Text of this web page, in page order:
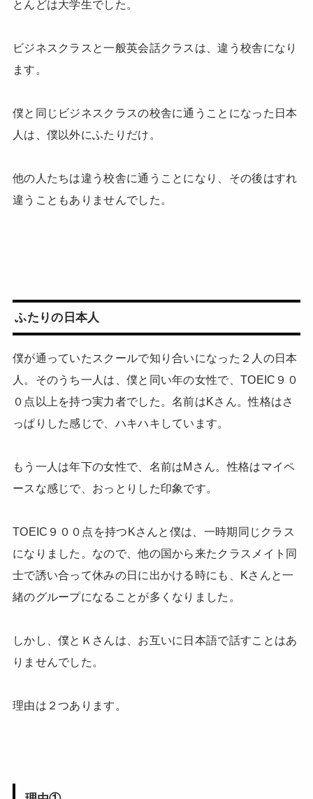
とんどは大学生でした。
ビジネスクラスと一般英会話クラスは、違う校舎になり
ます。
僕と同じビジネスクラスの校舎に通うことになった日本
人は、僕以外にふたりだけ。
他の人たちは違う校舎に通うことになり、その後はすれ
違うこともありませんでした。
ふたりの日本人
僕が通っていたスクールで知り合いになった２人の日本
人。そのうち一人は、僕と同い年の女性で、TOEIC９０
０点以上を持つ実力者でした。名前はKさん。性格はさ
っぱりした感じで、ハキハキしています。
もう一人は年下の女性で、名前はMさん。性格はマイペ
ースな感じで、おっとりした印象です。
TOEIC９００点を持つKさんと僕は、一時期同じクラス
になりました。なので、他の国から来たクラスメイト同
士で誘い合って休みの日に出かける時にも、Kさんと一
緒のグループになることが多くなりました。
しかし、僕とＫさんは、お互いに日本語で話すことはあ
りませんでした。
理由は２つあります。